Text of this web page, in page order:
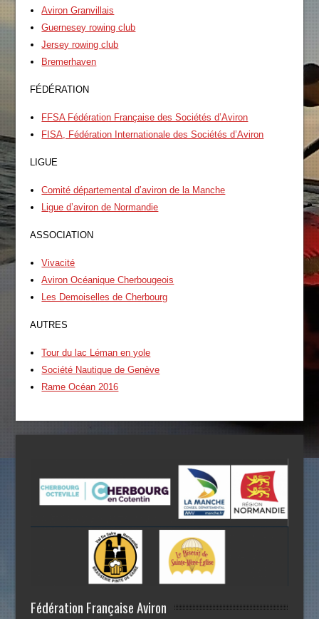
Aviron Granvillais
Guernesey rowing club
Jersey rowing club
Bremerhaven
FÉDÉRATION
FFSA Fédération Française des Sociétés d’Aviron
FISA, Fédération Internationale des Sociétés d’Aviron
LIGUE
Comité départemental d’aviron de la Manche
Ligue d’aviron de Normandie
ASSOCIATION
Vivacité
Aviron Océanique Cherbougeois
Les Demoiselles de Cherbourg
AUTRES
Tour du lac Léman en yole
Société Nautique de Genève
Rame Océan 2016
Fédération Française Aviron